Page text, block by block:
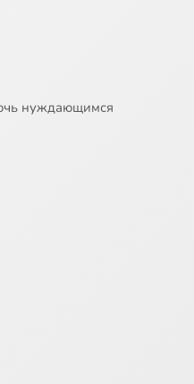
нуждающимся